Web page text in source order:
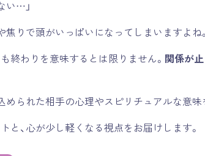
い…」
焦りで頭がいっぱいになってしまいますよね。
終わりを意味するとは限りません。 関係が
められた相手の心理やスピリチュアルな意味
と、心が少し軽くなる視点をお届けします。